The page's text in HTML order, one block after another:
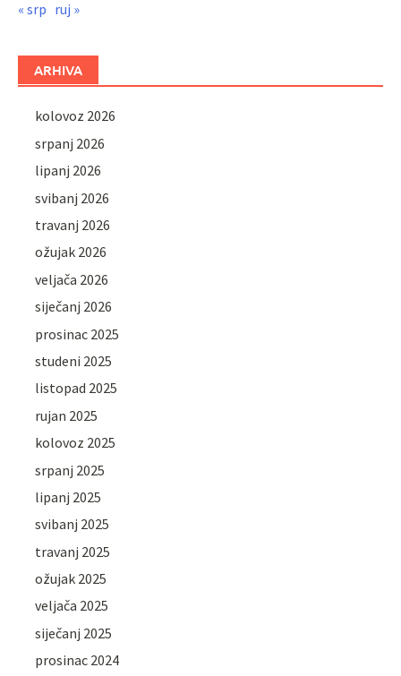
« srp ruj »
ARHIVA
kolovoz 2026
srpanj 2026
lipanj 2026
svibanj 2026
travanj 2026
ožujak 2026
veljača 2026
siječanj 2026
prosinac 2025
studeni 2025
listopad 2025
rujan 2025
kolovoz 2025
srpanj 2025
lipanj 2025
svibanj 2025
travanj 2025
ožujak 2025
veljača 2025
siječanj 2025
prosinac 2024